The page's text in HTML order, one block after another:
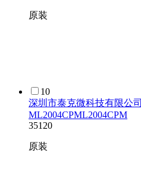
原装
10
深圳市泰克微科技有限公司
ML2004CPML2004CPM
35120
原装